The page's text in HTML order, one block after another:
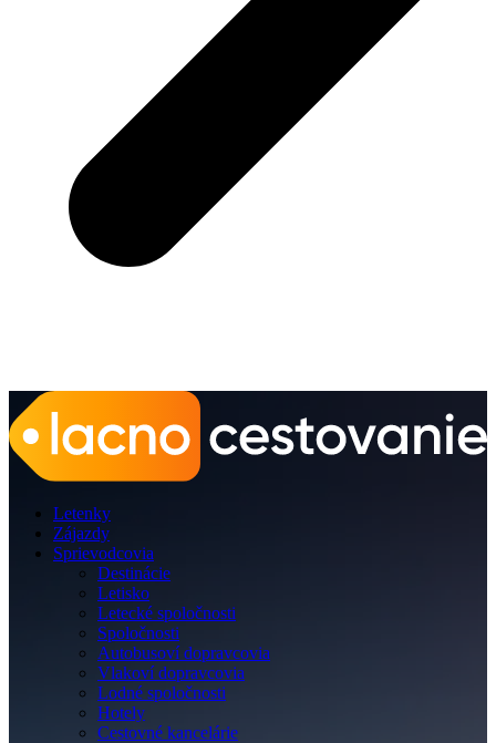
Letenky
Zájazdy
Sprievodcovia
Destinácie
Letisko
Letecké spoločnosti
Spoločnosti
Autobusoví dopravcovia
Vlakoví dopravcovia
Lodné spoločnosti
Hotely
Cestovné kancelárie